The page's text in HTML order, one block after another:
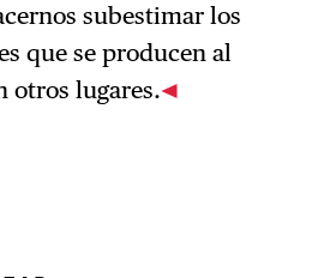
subestimar los
que se producen al
otros lugares.